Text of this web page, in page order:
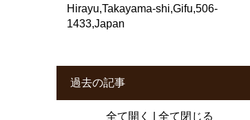
Hirayu,Takayama-shi,Gifu,506-
1433,Japan
過去の記事
全て開く 全て閉じる